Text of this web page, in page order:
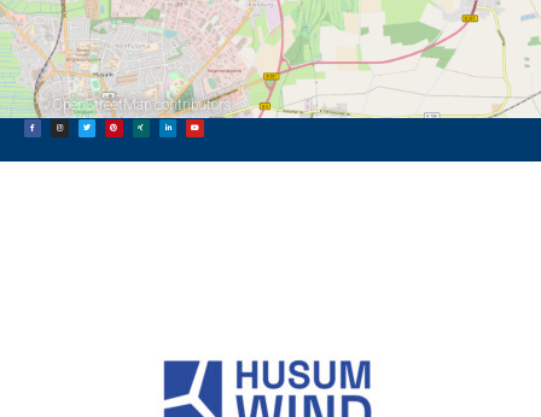
© OpenStreetMapcontributors